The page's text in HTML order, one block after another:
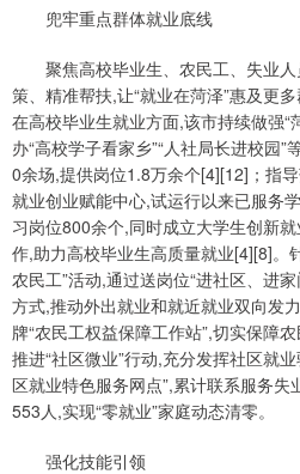
兜牢重点群体就业底线
聚焦高校毕业生、农民工、失业人
策、精准帮扶,让“就业在菏泽”惠及更
在高校毕业生就业方面,该市持续做强“
办“高校学子看家乡”“人社局长进校园
0余场,提供岗位1.8万余个[4][12]；指
就业创业赋能中心,试运行以来已服务
习岗位800余个,同时成立大学生创新
作,助力高校毕业生高质量就业[4][8]。
农民工”活动,通过送岗位“进社区、进
方式,推动外出就业和就近就业双向发
牌“农民工权益保障工作站”,切实保障
推进“社区微业”行动,充分发挥社区就
区就业特色服务网点”,累计联系服务
553人,实现“零就业”家庭动态清零。
强化技能引领